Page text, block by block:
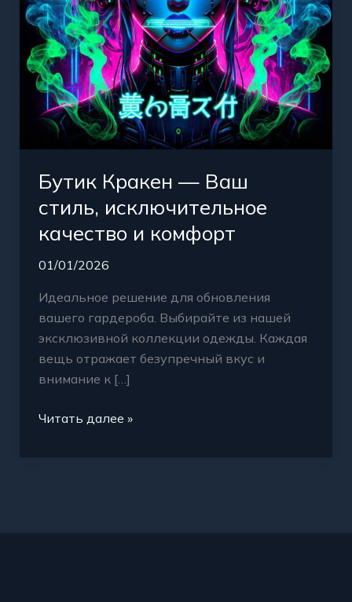
Бутик Кракен — Ваш
стиль, исключительное
качество и комфорт
01/01/2026
Идеальное решение для обновления
вашего гардероба. Выбирайте из нашей
эксклюзивной коллекции одежды. Каждая
вещь отражает безупречный вкус и
внимание к […]
комфорт
Читать далее »